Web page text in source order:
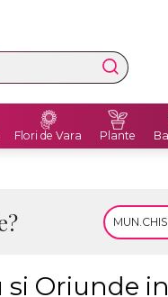
Flori de Vara Plante
Oriunde